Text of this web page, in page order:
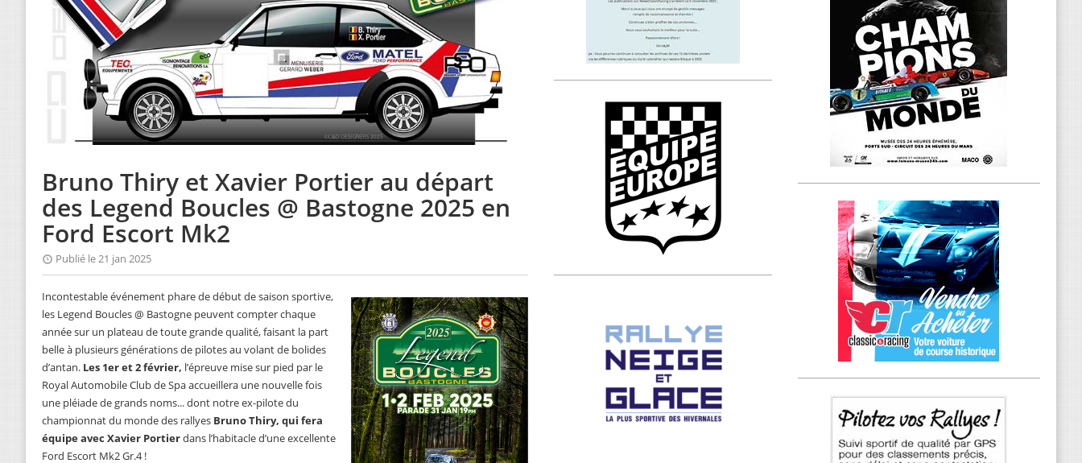
Bruno Thiry et Xavier Portier au départ
des Legend Boucles @ Bastogne 2025 en
Ford Escort Mk2
Publié le 21 jan 2025
Incontestable événement phare de début de saison sportive,
les Legend Boucles @ Bastogne peuvent compter chaque
année sur un plateau de toute grande qualité, faisant la part
belle à plusieurs générations de pilotes au volant de bolides
d’antan. Les 1er et 2 février, l’épreuve mise sur pied par le
Royal Automobile Club de Spa accueillera une nouvelle fois
une pléiade de grands noms... dont notre ex-pilote du
championnat du monde des rallyes Bruno Thiry, qui fera
équipe avec Xavier Portierdans l’habitacle d’une excellente
Ford Escort Mk2 Gr.4 !